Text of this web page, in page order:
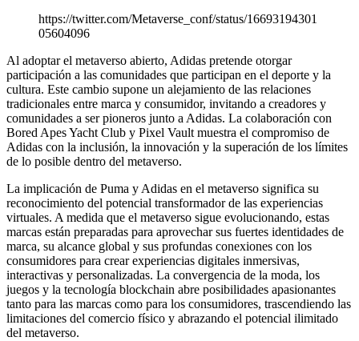
https://twitter.com/Metaverse_conf/status/16693194301
05604096
Al adoptar el metaverso abierto, Adidas pretende otorgar
participación a las comunidades que participan en el deporte y la
cultura. Este cambio supone un alejamiento de las relaciones
tradicionales entre marca y consumidor, invitando a creadores y
comunidades a ser pioneros junto a Adidas. La colaboración con
Bored Apes Yacht Club y Pixel Vault muestra el compromiso de
Adidas con la inclusión, la innovación y la superación de los límites
de lo posible dentro del metaverso.
La implicación de Puma y Adidas en el metaverso significa su
reconocimiento del potencial transformador de las experiencias
virtuales. A medida que el metaverso sigue evolucionando, estas
marcas están preparadas para aprovechar sus fuertes identidades de
marca, su alcance global y sus profundas conexiones con los
consumidores para crear experiencias digitales inmersivas,
interactivas y personalizadas. La convergencia de la moda, los
juegos y la tecnología blockchain abre posibilidades apasionantes
tanto para las marcas como para los consumidores, trascendiendo las
limitaciones del comercio físico y abrazando el potencial ilimitado
del metaverso.